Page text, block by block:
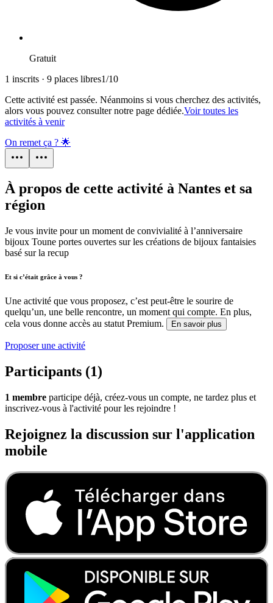
Gratuit
1 inscrits · 9 places libres1/10
Cette activité est passée. Néanmoins si vous cherchez des activités,
alors vous pouvez consulter notre page dédiée.Voir toutes les
activités à venir
On remet ça ? 🌟
À propos de cette activité à Nantes et sa
région
Je vous invite pour un moment de convivialité à l’anniversaire
bijoux Toune portes ouvertes sur les créations de bijoux fantaisies
basé sur la recup
Et si c’était grâce à vous ?
Une activité que vous proposez, c’est peut-être le sourire de
quelqu’un, une belle rencontre, un moment qui compte. En plus,
cela vous donne accès au statut Premium.
En savoir plus
Proposer une activité
Participants (1)
1 membre participe déjà, créez-vous un compte, ne tardez plus et
inscrivez-vous à l'activité pour les rejoindre !
Rejoignez la discussion sur l'application
mobile